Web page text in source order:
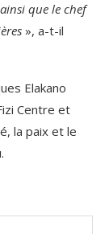
que le chef
», a-t-il
Elakano
Centre et
la paix et le